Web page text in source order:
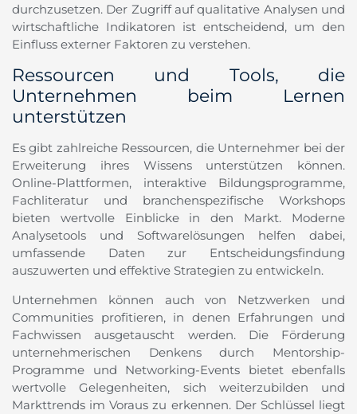
durchzusetzen. Der Zugriff auf qualitative Analysen und
wirtschaftliche Indikatoren ist entscheidend, um den
Einfluss externer Faktoren zu verstehen.
Ressourcen und Tools, die
Unternehmen beim Lernen
unterstützen
Es gibt zahlreiche Ressourcen, die Unternehmer bei der
Erweiterung ihres Wissens unterstützen können.
Online-Plattformen, interaktive Bildungsprogramme,
Fachliteratur und branchenspezifische Workshops
bieten wertvolle Einblicke in den Markt. Moderne
Analysetools und Softwarelösungen helfen dabei,
umfassende Daten zur Entscheidungsfindung
auszuwerten und effektive Strategien zu entwickeln.
Unternehmen können auch von Netzwerken und
Communities profitieren, in denen Erfahrungen und
Fachwissen ausgetauscht werden. Die Förderung
unternehmerischen Denkens durch Mentorship-
Programme und Networking-Events bietet ebenfalls
wertvolle Gelegenheiten, sich weiterzubilden und
Markttrends im Voraus zu erkennen. Der Schlüssel liegt